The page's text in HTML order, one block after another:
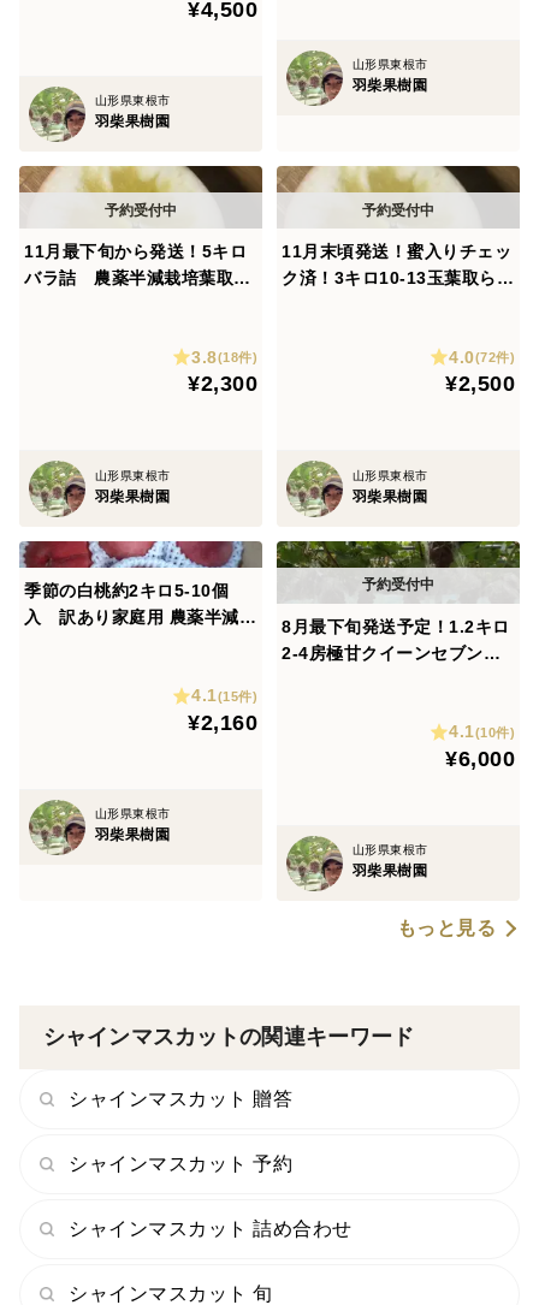
¥4,500
山形県東根市
羽柴果樹園
山形県東根市
羽柴果樹園
11月最下旬から発送！5キロ
バラ詰 農薬半減栽培葉取ら
3.8(18件)
¥2,300
山形県東根市
羽柴果樹園
11月末頃発送！蜜入りチェッ
ク済！3キロ10-13玉葉取らず
すかチェックします！ りん
4.0(72件)
¥2,500
山形県東根市
羽柴果樹園
季節の白桃約2キロ5-10個
入 訳あり家庭用 農薬半減栽
4.1(15件)
¥2,160
山形県東根市
羽柴果樹園
8月最下旬発送予定！1.2キロ
2-4房極甘クイーンセブン
4.1(10件)
¥6,000
山形県東根市
羽柴果樹園
もっと見る
シャインマスカットの関連キーワード
シャインマスカット 贈答
シャインマスカット 予約
シャインマスカット 詰め合わせ
シャインマスカット 旬